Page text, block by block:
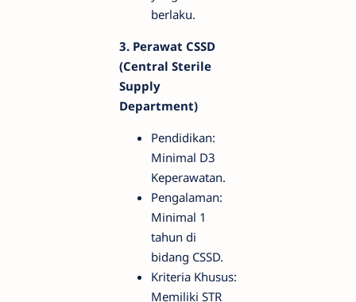
berlaku.
3. Perawat CSSD
(Central Sterile
Supply
Department)
Pendidikan:
Minimal D3
Keperawatan.
Pengalaman:
Minimal 1
tahun di
bidang CSSD.
Kriteria Khusus:
Memiliki STR